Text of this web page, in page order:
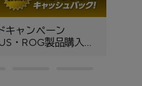
キャンペーン
・ROG製品購入